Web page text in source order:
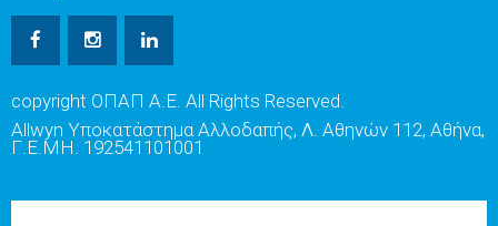
copyright ΟΠΑΠ Α.Ε. All Rights Reserved.
Allwyn Υποκατάστημα Αλλοδαπής, Λ. Αθηνών 112, Αθήνα,
Γ.Ε.ΜΗ. 192541101001